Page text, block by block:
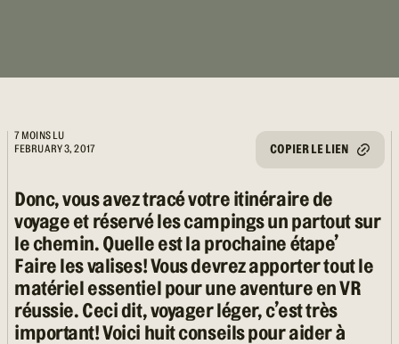
7 MOINS LU
FEBRUARY 3, 2017
COPIER LE LIEN
Donc, vous avez tracé votre itinéraire de
voyage et réservé les campings un partout sur
le chemin. Quelle est la prochaine étape’
Faire les valises! Vous devrez apporter tout le
matériel essentiel pour une aventure en VR
réussie. Ceci dit, voyager léger, c’est très
important! Voici huit conseils pour aider à